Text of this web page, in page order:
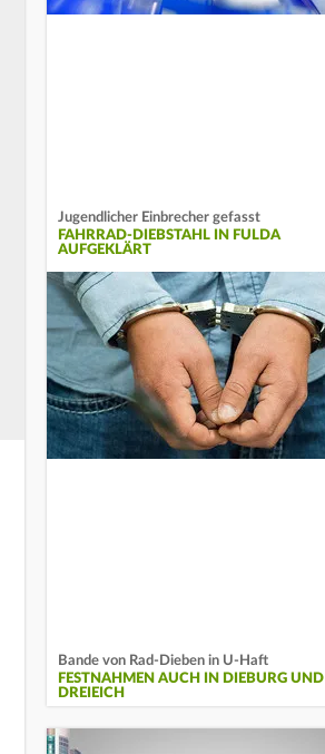
Jugendlicher Einbrecher gefasst
FAHRRAD-DIEBSTAHL IN FULDA
AUFGEKLÄRT
Bande von Rad-Dieben in U-Haft
FESTNAHMEN AUCH IN DIEBURG UND
DREIEICH